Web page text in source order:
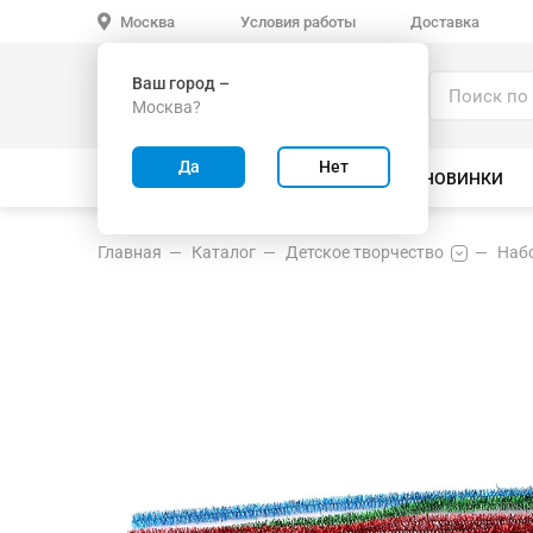
Москва
Ваш город –
Москва?
Да Нет
Условия работы Доставка
ВСЕ ТОВАРЫ ВЕЛОСИПЕДЫ НОВИНКИ
Главная Каталог Детское творчество